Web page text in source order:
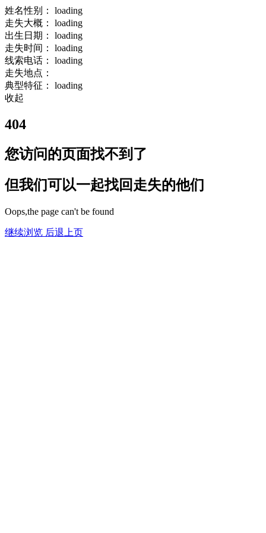
姓名性别：
loading
走失大概：
loading
出生日期：
loading
走失时间：
loading
线索电话：
loading
走失地点：
典型特征：
loading
收起
404
您访问的页面找不到了
但我们可以一起找回走失的他们
Oops,the page can't be found
继续浏览 后退上页